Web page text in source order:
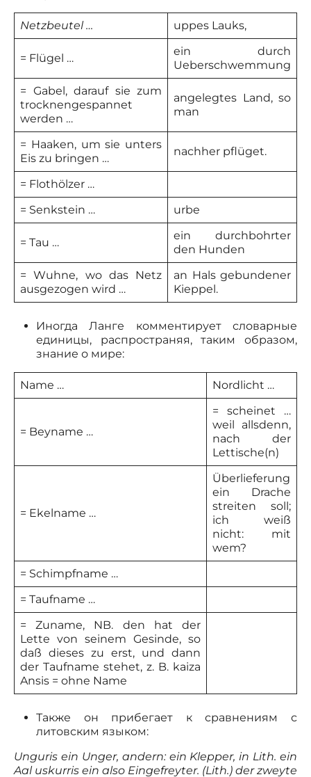
Netzbeutel … uppes Lauks,
= Flügel …
ein durch
Ueberschwemmung
= Gabel, darauf sie zum
trocknengespannet
werden …
angelegtes Land, so
man
= Haaken, um sie unters
Eis zu bringen …
nachher pflüget.
= Flothölzer …
= Senkstein …
urbe
= Tau …
ein durchbohrter
den Hunden
= Wuhne, wo das Netz
ausgezogen wird …
an Hals gebundener
Kieppel.
Иногда Ланге комментирует словарные
единицы, распространяя, таким образом,
знание о мире:
Name … Nordlicht …
= Beyname …
= scheinet …
weil allsdenn,
nach der
Lettische(n)
= Ekelname …
Überlieferung
ein Drache
streiten soll;
ich weiß
nicht: mit
wem?
= Schimpfname …
= Taufname …
= Zuname, NB. den hat der
Lette von seinem Gesinde, so
daß dieses zu erst, und dann
der Taufname stehet, z. B. kaiza
Ansis = ohne Name
Также он прибегает к сравнениям с
литовским языком:
Unguris ein Unger, andern: ein Klepper, in Lith. ein
Aal uskurris ein also Eingefreyter. (Lith.) der zweyte